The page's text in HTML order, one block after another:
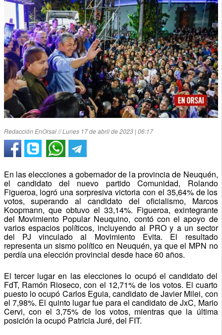
Redacción EnOrsai // Lunes 17 de abril de 2023 | 06:17
En las elecciones a gobernador de la provincia de Neuquén,
el candidato del nuevo partido Comunidad, Rolando
Figueroa, logró una sorpresiva victoria con el 35,64% de los
votos, superando al candidato del oficialismo, Marcos
Koopmann, que obtuvo el 33,14%. Figueroa, exintegrante
del Movimiento Popular Neuquino, contó con el apoyo de
varios espacios políticos, incluyendo al PRO y a un sector
del PJ vinculado al Movimiento Evita. El resultado
representa un sismo político en Neuquén, ya que el MPN no
perdía una elección provincial desde hace 60 años.
El tercer lugar en las elecciones lo ocupó el candidato del
FdT, Ramón Rioseco, con el 12,71% de los votos. El cuarto
puesto lo ocupó Carlos Eguia, candidato de Javier Milei, con
el 7,98%. El quinto lugar fue para el candidato de JxC, Mario
Cervi, con el 3,75% de los votos, mientras que la última
posición la ocupó Patricia Juré, del FIT.